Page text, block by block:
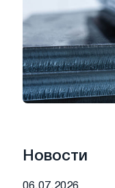
Новости